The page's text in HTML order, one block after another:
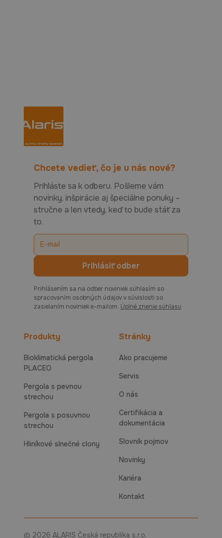
Chcete vedieť, čo je u nás nové?
Prihláste sa k odberu. Pošleme vám
novinky, inšpirácie aj špeciálne ponuky –
stručne a len vtedy, keď to bude stáť za
to.
Prihlásením sa na odber noviniek súhlasím so
spracovaním osobných údajov v súvislosti so
zasielaním noviniek e-mailom. Úplné znenie súhlasu
Produkty
Bioklimatická pergola
PLACEO
Pergola s pevnou
strechou
Pergola s posuvnou
strechou
Hliníkové slnečné clony
Stránky
Ako pracujeme
Servis
O nás
Certifikácia a
dokumentácia
Slovník pojmov
Novinky
Kariéra
Kontakt
© 2026 ALARIS Česká republika s.r.o.